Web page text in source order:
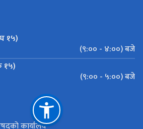
१५)
(९:०० - ४:००) बजे
१५)
(९:०० - ५:००) बजे
कार्यालय